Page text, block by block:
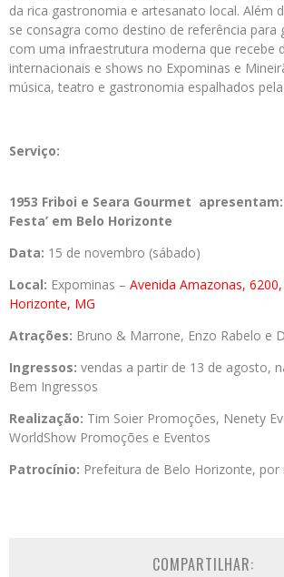
da rica gastronomia e artesanato local. Além
se consagra como destino de referência para
com uma infraestrutura moderna que recebe
internacionais e shows no Expominas e
música, teatro e gastronomia espalhados
Serviço:
1953 Friboi e Seara Gourmet
Festa’ em Belo Horizonte
Data: 15 de novembro (sábado)
Local: Expominas – Avenida Amazonas,
Horizonte, MG
Atrações: Bruno & Marrone, Enzo Rabelo e
Ingressos: vendas a partir de 13 de agosto,
Bem Ingressos
Realização: Tim Soier Promoções, Nenety
WorldShow Promoções e Eventos
Patrocínio: Prefeitura de Belo Horizonte,
COMPARTILHAR: